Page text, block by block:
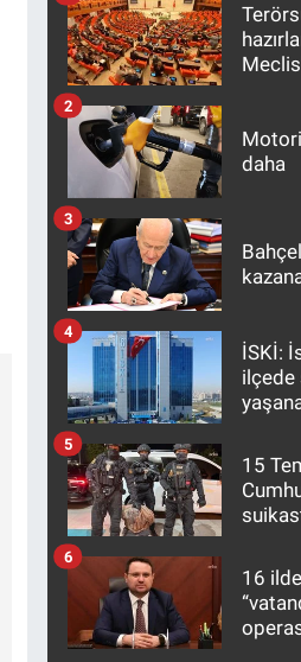
daha
2
3
İSKİ:
ilçede
4
15
10
5
16
6